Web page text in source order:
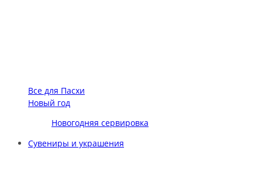
Все для Пасхи
Новый год
Новогодняя сервировка
Сувениры и украшения